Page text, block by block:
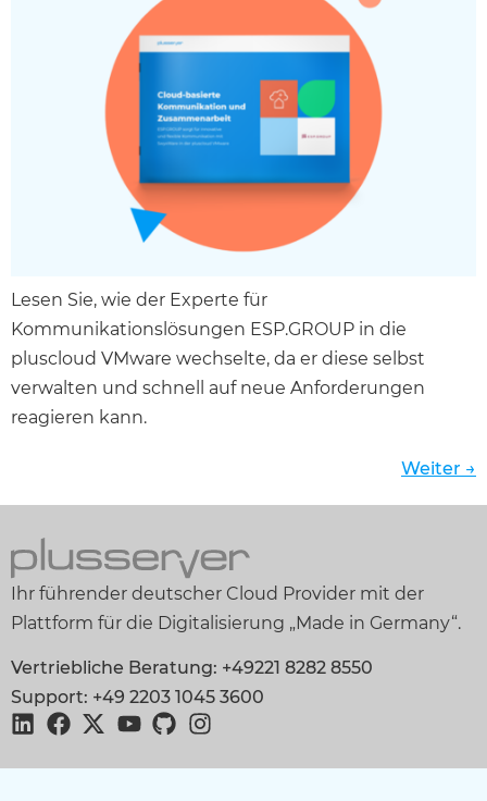
Lesen Sie, wie der Experte für
Kommunikationslösungen ESP.GROUP in die
pluscloud VMware wechselte, da er diese selbst
verwalten und schnell auf neue Anforderungen
reagieren kann.
Weiter →
Ihr führender deutscher Cloud Provider mit der
Plattform für die Digitalisierung „Made in Germany“.
Vertriebliche Beratung: +49221 8282 8550
Support: +49 2203 1045 3600